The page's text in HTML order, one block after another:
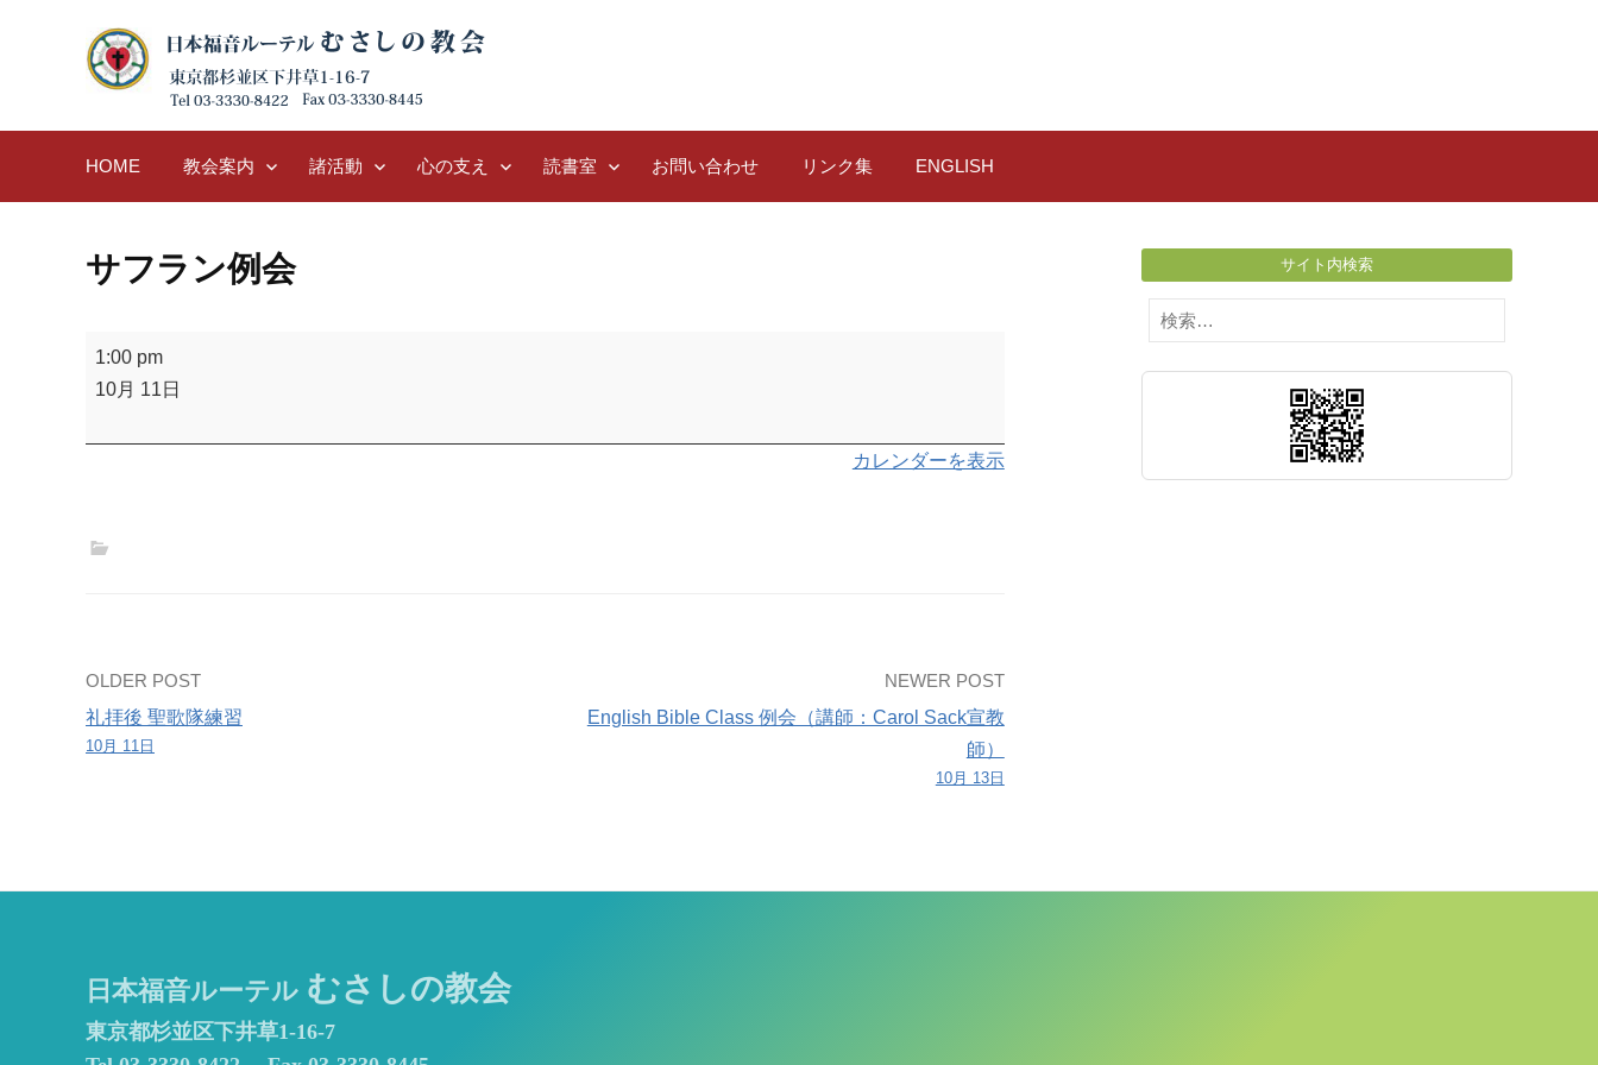
HOME 教会案内 諸活動 心の支え 読書室 お問い合わせ リンク集 ENGLISH
サフラン例会
サ
フ
ン
1:00 pm
10月 11日
カレンダーを表示
Post
navigation
OLDER POST
礼拝後 聖歌隊練習
10月 11日
NEWER POST
English Bible Class 例会（講師：Carol Sack宣教
師）
10月 13日
サイト内検索
検
索:
日本福音ルーテル むさしの教会
東京都杉並区下井草1-16-7